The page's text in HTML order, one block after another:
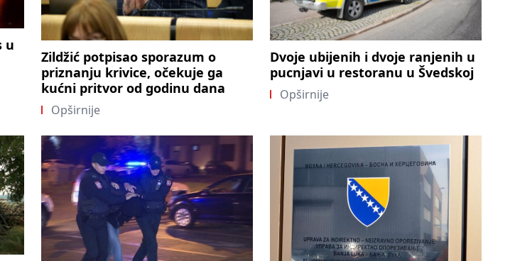
u
Zildžić potpisao sporazum o
priznanju krivice, očekuje ga
kućni pritvor od godinu dana
Opširnije
Dvoje ubijenih i dvoje ranjenih u
pucnjavi u restoranu u Švedskoj
Opširnije